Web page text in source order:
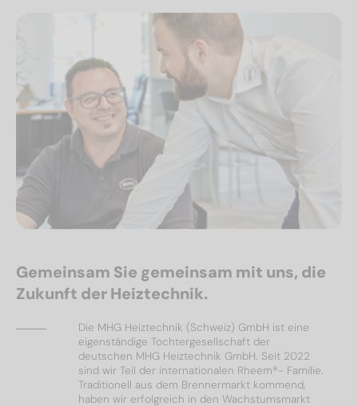
Gemeinsam Sie gemeinsam mit uns, die
Zukunft der Heiztechnik.
Die MHG Heiztechnik (Schweiz) GmbH ist eine
eigenständige Tochtergesellschaft der
deutschen MHG Heiztechnik GmbH. Seit 2022
sind wir Teil der internationalen Rheem®- Familie.
Traditionell aus dem Brennermarkt kommend,
haben wir erfolgreich in den Wachstumsmarkt